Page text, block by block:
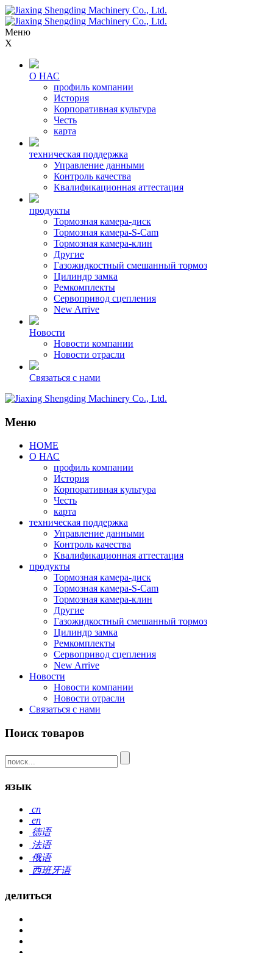
Меню
X
О НАС
профиль компании
История
Корпоративная культура
Честь
карта
техническая поддержка
Управление данными
Контроль качества
Квалификационная аттестация
продукты
Тормозная камера-диск
Тормозная камера-S-Cam
Тормозная камера-клин
Другие
Газожидкостный смешанный тормоз
Цилиндр замка
Ремкомплекты
Сервопривод сцепления
New Arrive
Новости
Новости компании
Новости отрасли
Связаться с нами
Меню
HOME
О НАС
профиль компании
История
Корпоративная культура
Честь
карта
техническая поддержка
Управление данными
Контроль качества
Квалификационная аттестация
продукты
Тормозная камера-диск
Тормозная камера-S-Cam
Тормозная камера-клин
Другие
Газожидкостный смешанный тормоз
Цилиндр замка
Ремкомплекты
Сервопривод сцепления
New Arrive
Новости
Новости компании
Новости отрасли
Связаться с нами
Поиск товаров
язык
cn
en
德语
法语
俄语
西班牙语
делиться